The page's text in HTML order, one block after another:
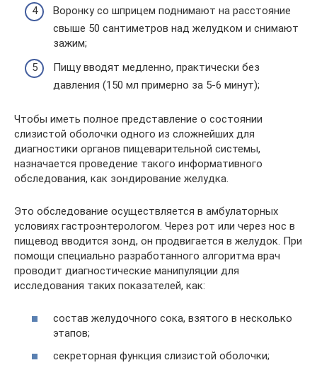
Воронку со шприцем поднимают на расстояние
свыше 50 сантиметров над желудком и снимают
зажим;
Пищу вводят медленно, практически без
давления (150 мл примерно за 5-6 минут);
Чтобы иметь полное представление о состоянии
слизистой оболочки одного из сложнейших для
диагностики органов пищеварительной системы,
назначается проведение такого информативного
обследования, как зондирование желудка.
Это обследование осуществляется в амбулаторных
условиях гастроэнтерологом. Через рот или через нос в
пищевод вводится зонд, он продвигается в желудок. При
помощи специально разработанного алгоритма врач
проводит диагностические манипуляции для
исследования таких показателей, как:
состав желудочного сока, взятого в несколько
этапов;
секреторная функция слизистой оболочки;